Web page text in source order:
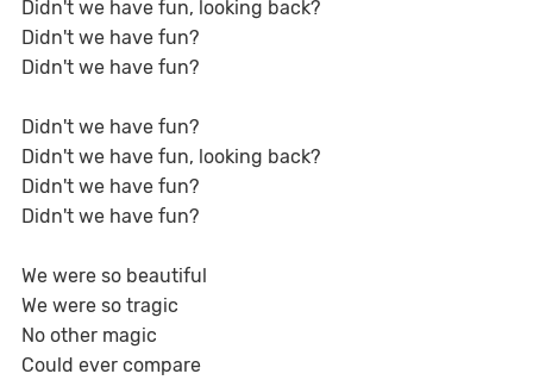
Didn't we have fun, looking back?
Didn't we have fun?
Didn't we have fun?
Didn't we have fun?
Didn't we have fun, looking back?
Didn't we have fun?
Didn't we have fun?
We were so beautiful
We were so tragic
No other magic
Could ever compare